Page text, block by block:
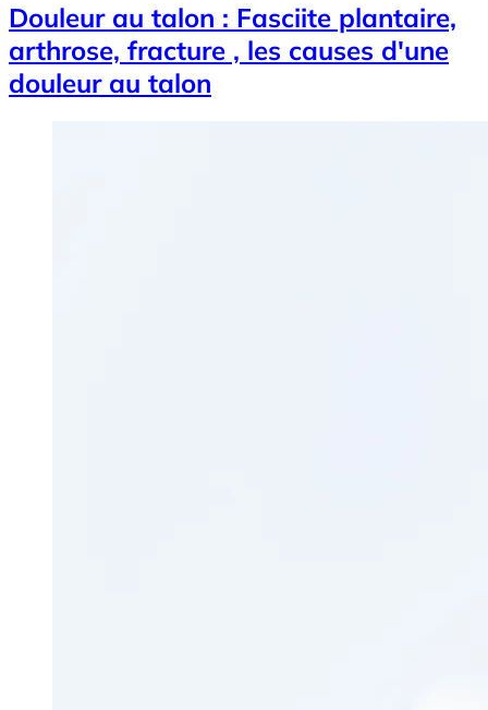
Douleur au talon : Fasciite plantaire,
arthrose, fracture , les causes d'une
douleur au talon